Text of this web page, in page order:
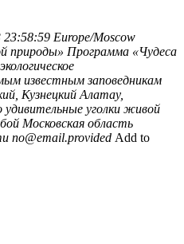
23:58:59 Europe/Moscow
природы» Программа «Чудеса
известным заповедникам
Кузнецкий Алатау,
удивительные уголки живой
Московская область
no@email.provided Add to